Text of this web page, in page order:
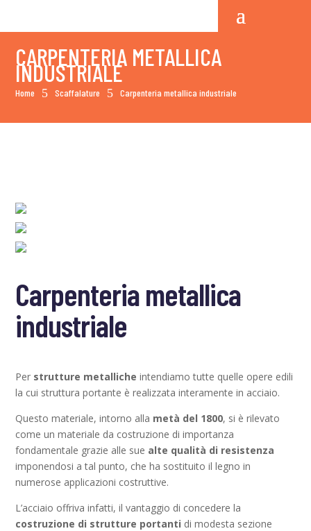
CARPENTERIA METALLICA
INDUSTRIALE
Home 5 Scaffalature 5 Carpenteria metallica industriale
Carpenteria metallica
industriale
Per strutture metalliche intendiamo tutte quelle opere edili
la cui struttura portante è realizzata interamente in acciaio.
Questo materiale, intorno alla metà del 1800, si è rilevato
come un materiale da costruzione di importanza
fondamentale grazie alle sue alte qualità di resistenza
imponendosi a tal punto, che ha sostituito il legno in
numerose applicazioni costruttive.
L’acciaio offriva infatti, il vantaggio di concedere la
costruzione di strutture portanti di modesta sezione